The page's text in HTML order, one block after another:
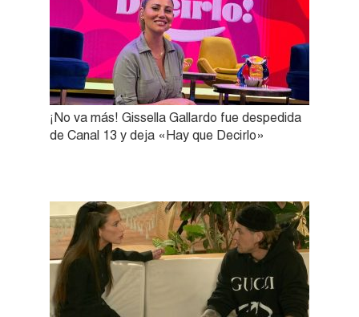
¡No va más! Gissella Gallardo fue despedida
de Canal 13 y deja «Hay que Decirlo»